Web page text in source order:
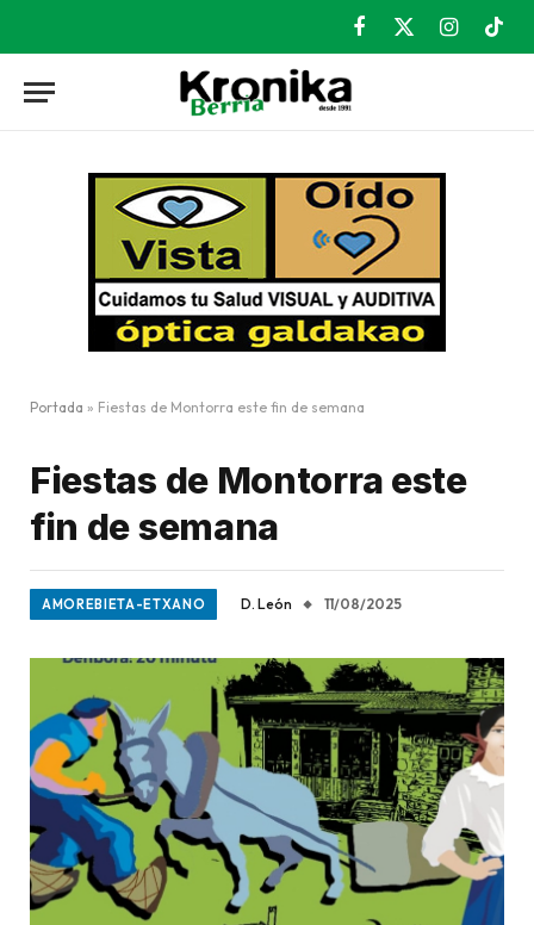
Facebook
X
Instagram
Portada » Fiestas de Montorra este fin de semana
Fiestas de Montorra este
fin de semana
AMOREBIETA-ETXANO D. León 11/08/2025